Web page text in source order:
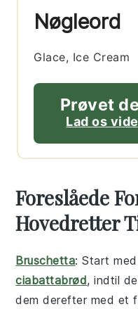
Nøgleord
Glace, Ice Cream
Prøvet
Lad os vide
Foreslåede
Hovedretter
Bruschetta: Start
ciabattabrød, indtil
dem derefter med et